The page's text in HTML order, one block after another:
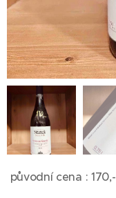
původní cena : 170,-